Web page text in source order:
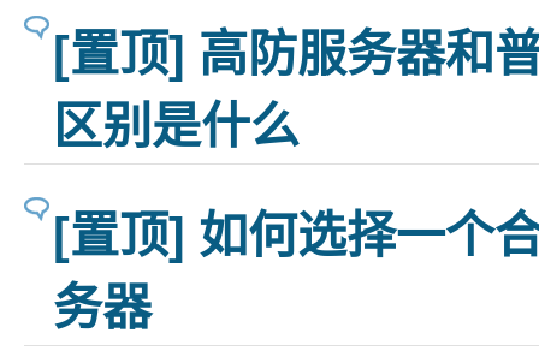
[置顶] 高防服务器和
区别是什么
[置顶] 如何选择一个
务器